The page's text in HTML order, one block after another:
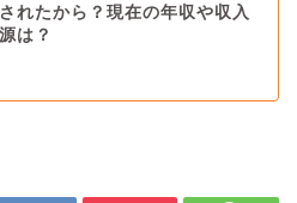
されたから？現在の年収や収入
源は？